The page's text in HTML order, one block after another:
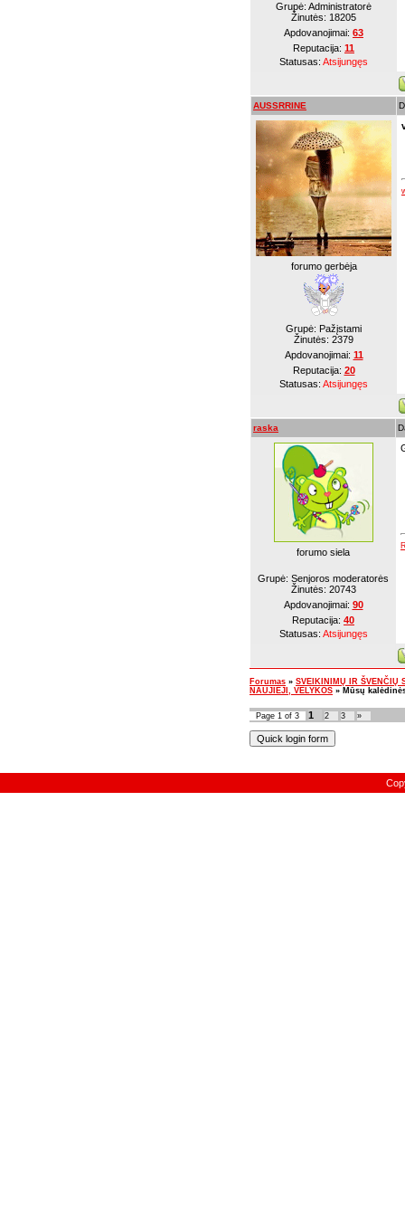
Grupė: Administratorė
Žinutės: 18205
Apdovanojimai: 63
Reputacija: 11
Statusas: Atsijungęs
AUSSRRINE
forumo gerbėja
Grupė: Pažįstami
Žinutės: 2379
Apdovanojimai: 11
Reputacija: 20
Statusas: Atsijungęs
raska
forumo siela
Grupė: Senjoros moderatorės
Žinutės: 20743
Apdovanojimai: 90
Reputacija: 40
Statusas: Atsijungęs
Forumas » SVEIKINIMŲ IR
NAUJIEJI, VELYKOS » Mūsų
Page 1 of 3 1 2 3 »